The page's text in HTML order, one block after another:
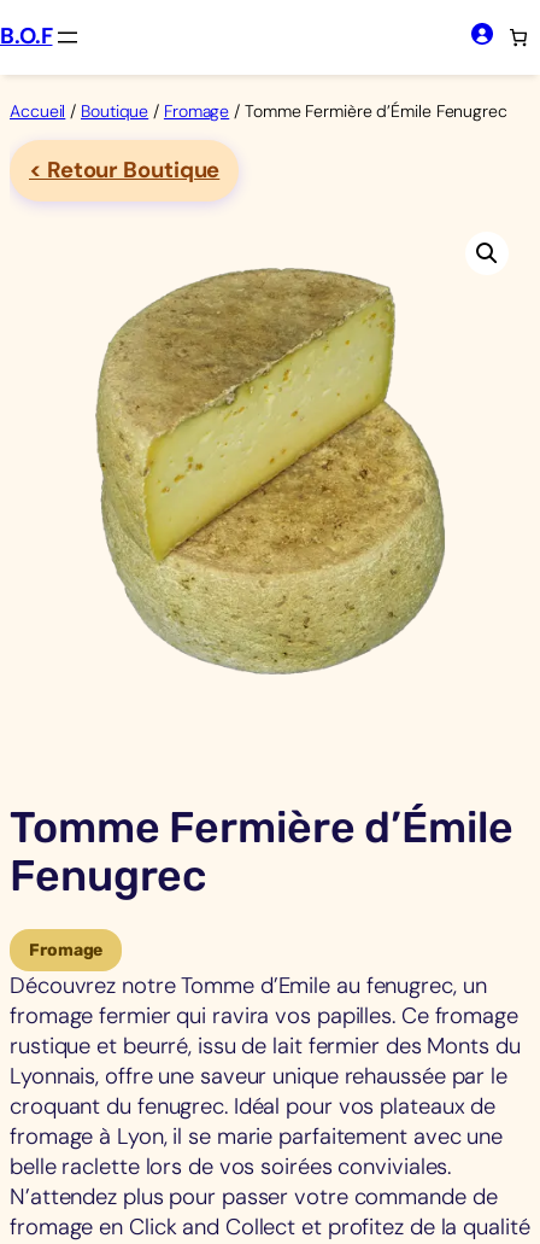
Aller
au
contenu
B.O.F
Accueil / Boutique / Fromage / Tomme Fermière d’Émile Fenugrec
< Retour Boutique
Tomme Fermière d’Émile
Fenugrec
Fromage
Découvrez notre Tomme d’Emile au fenugrec, un
fromage fermier qui ravira vos papilles. Ce fromage
rustique et beurré, issu de lait fermier des Monts du
Lyonnais, offre une saveur unique rehaussée par le
croquant du fenugrec. Idéal pour vos plateaux de
fromage à Lyon, il se marie parfaitement avec une
belle raclette lors de vos soirées conviviales.
N’attendez plus pour passer votre commande de
fromage en Click and Collect et profitez de la qualité